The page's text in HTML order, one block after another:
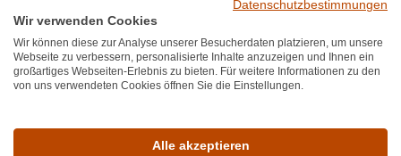
Datenschutzbestimmungen
Wir verwenden Cookies
Wir können diese zur Analyse unserer Besucherdaten platzieren, um unsere
Webseite zu verbessern, personalisierte Inhalte anzuzeigen und Ihnen ein
großartiges Webseiten-Erlebnis zu bieten. Für weitere Informationen zu den
von uns verwendeten Cookies öffnen Sie die Einstellungen.
Alle akzeptieren